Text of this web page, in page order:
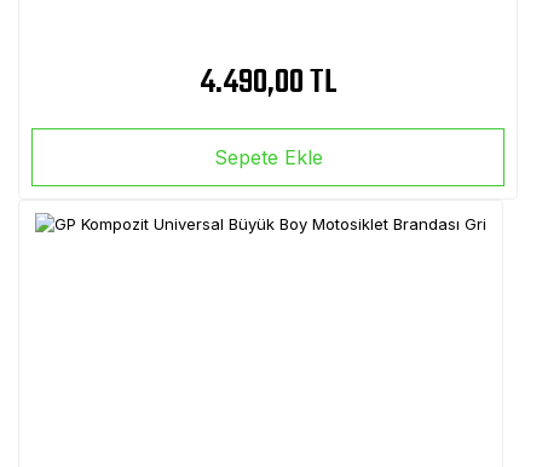
4.490,00 TL
Sepete Ekle